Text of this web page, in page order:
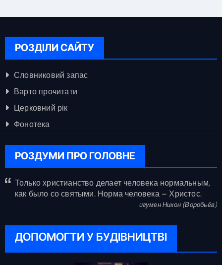
РОЗДІЛИ САЙТУ
Словниковий запас
Варто прочитати
Церковний рік
Фонотека
РОЗДУМИ ПРО ГОЛОВНЕ
Только христианство делает человека нормальным,
как было со святыми. Норма человека – Христос.
игумен Никон (Воробьёв)
ДОПОМОГТИ У БУДІВНИЦТВІ